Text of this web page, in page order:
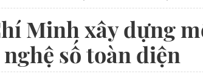
Minh xây dựng
số toàn diện